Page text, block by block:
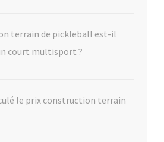
terrain de pickleball est-il
court multisport ?
le prix construction terrain